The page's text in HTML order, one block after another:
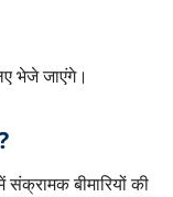
भेजे जाएंगे।
संक्रामक बीमारियों की